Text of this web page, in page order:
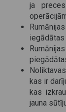
ja
iegādātas
kas ir
kas
jauna